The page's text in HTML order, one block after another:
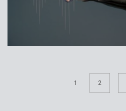
1 2